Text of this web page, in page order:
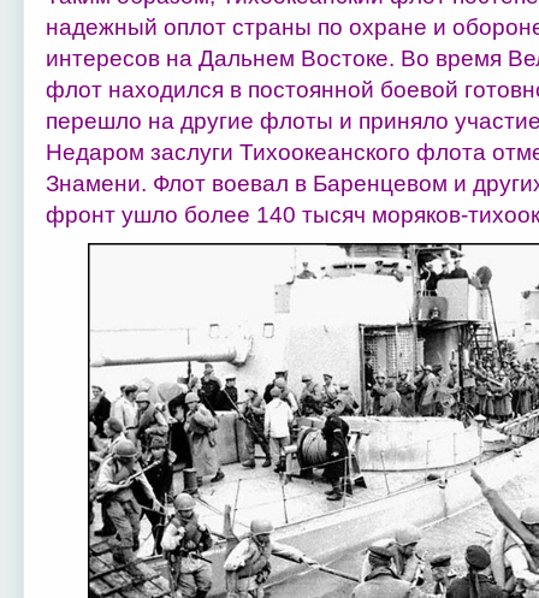
надежный оплот страны по охране и
интересов на Дальнем Востоке. Во время
флот находился в постоянной боевой
перешло на другие флоты и приняло
Недаром заслуги Тихоокеанского флота
Знамени. Флот воевал в Баренцевом и
фронт ушло более 140 тысяч моряков-